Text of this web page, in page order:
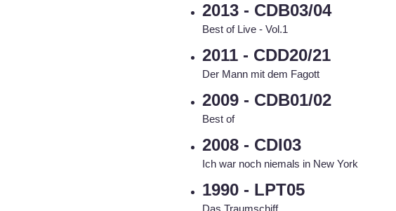
2013 - CDB03/04
Best of Live - Vol.1
2011 - CDD20/21
Der Mann mit dem Fagott
2009 - CDB01/02
Best of
2008 - CDI03
Ich war noch niemals in New York
1990 - LPT05
Das Traumschiff